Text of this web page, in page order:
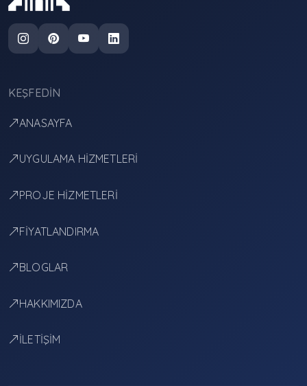
KEŞFEDIN
ANASAYFA
UYGULAMA HİZMETLERİ
PROJE HİZMETLERİ
FİYATLANDIRMA
BLOGLAR
HAKKIMIZDA
İLETİŞİM